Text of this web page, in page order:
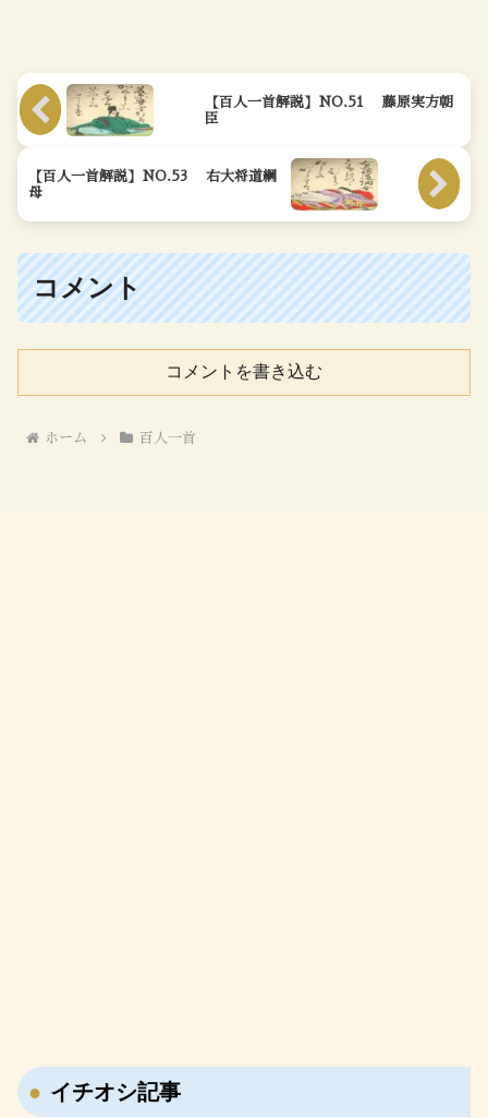
【百人一首解説】NO.51 藤原実方朝
臣
【百人一首解説】NO.53 右大将道綱
母
コメント
コメントを書き込む
ホーム 百人一首
イチオシ記事